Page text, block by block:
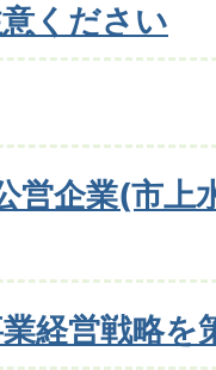
ください
営企業(市上
経営戦略を